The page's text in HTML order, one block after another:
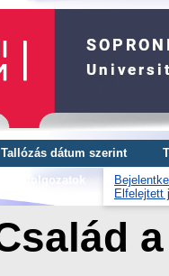
Tallózás dátum szerint
dolgozatok
Elfelejtett